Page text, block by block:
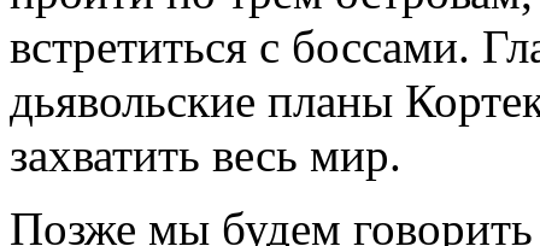
встретиться с боссами.
дьявольские планы
захватить весь мир.
Позже мы будем